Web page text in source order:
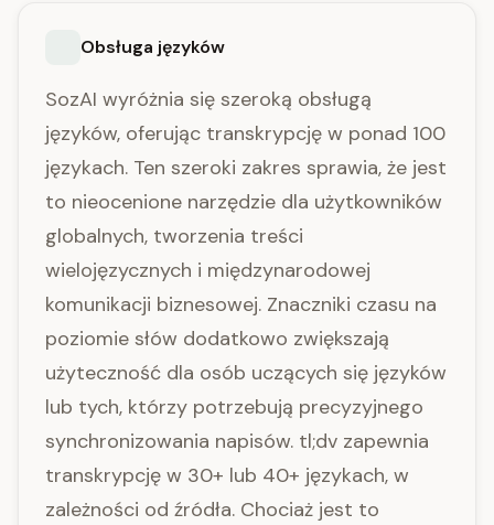
Obsługa języków
SozAI wyróżnia się szeroką obsługą
języków, oferując transkrypcję w ponad 100
językach. Ten szeroki zakres sprawia, że jest
to nieocenione narzędzie dla użytkowników
globalnych, tworzenia treści
wielojęzycznych i międzynarodowej
komunikacji biznesowej. Znaczniki czasu na
poziomie słów dodatkowo zwiększają
użyteczność dla osób uczących się języków
lub tych, którzy potrzebują precyzyjnego
synchronizowania napisów. tl;dv zapewnia
transkrypcję w 30+ lub 40+ językach, w
zależności od źródła. Chociaż jest to